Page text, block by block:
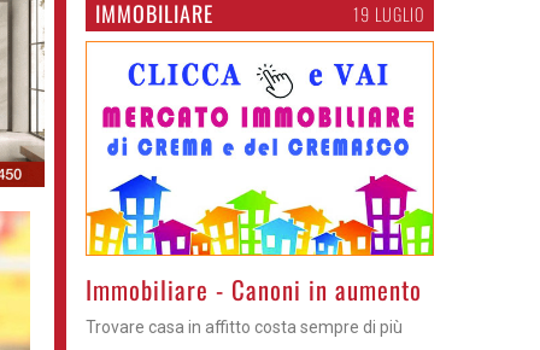
IMMOBILIARE 19 LUGLIO
>Immobiliare - Canoni in aumento
Trovare casa in affitto costa sempre di più